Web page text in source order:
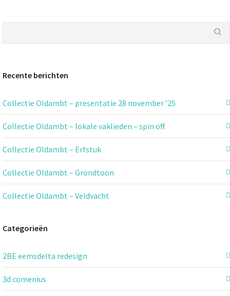
Recente berichten
Collectie Oldambt – presentatie 28 november ’25
Collectie Oldambt – lokale vaklieden – spin off
Collectie Oldambt – Erfstuk
Collectie Oldambt – Grondtoon
Collectie Oldambt – Veldvacht
Categorieën
2BE eemsdelta redesign
3d comenius